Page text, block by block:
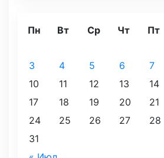
Пн Вт Ср Чт Пт
3
4 5 6 7
10
11 12 13 14
17
18 19 20 21
24
25 26 27 28
31